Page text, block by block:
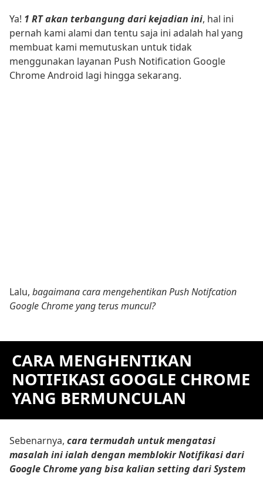
Ya! 1 RT akan terbangung dari kejadian ini, hal ini
pernah kami alami dan tentu saja ini adalah hal yang
membuat kami memutuskan untuk tidak
menggunakan layanan Push Notification Google
Chrome Android lagi hingga sekarang.
Lalu, bagaimana cara mengehentikan Push Notifcation
Google Chrome yang terus muncul?
CARA MENGHENTIKAN
NOTIFIKASI GOOGLE CHROME
YANG BERMUNCULAN
Sebenarnya, cara termudah untuk mengatasi
masalah ini ialah dengan memblokir Notifikasi dari
Google Chrome yang bisa kalian setting dari System